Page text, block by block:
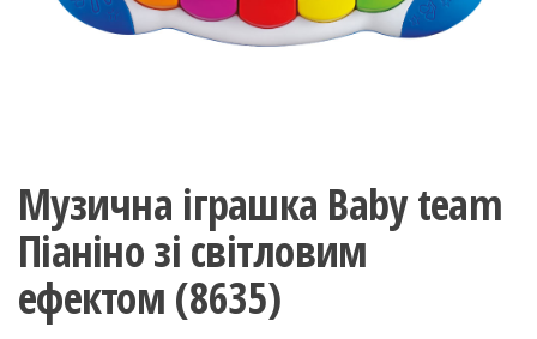
Музична іграшка Baby team
Піаніно зі світловим
ефектом (8635)